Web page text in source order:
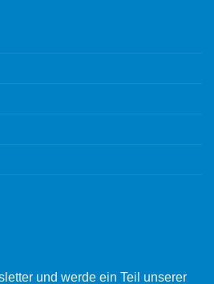
und werde ein Teil unserer